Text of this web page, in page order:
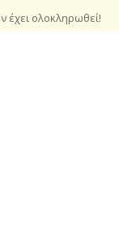
έχει ολοκληρωθεί!